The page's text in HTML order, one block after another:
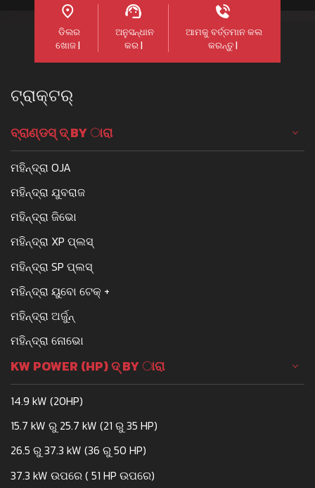
ଡିଲର
ଖୋଜ |
ଅନୁସନ୍ଧାନ
କର |
ଆମକୁ ବର୍ତ୍ତମାନ କଲ
କରନ୍ତୁ |
ଟ୍ରାକ୍ଟର୍
ବ୍ରାଣ୍ଡସ୍ ଦ୍ BY ାରା
ମହିନ୍ଦ୍ରା OJA
ମହିନ୍ଦ୍ରା ଯୁବରାଜ
ମହିନ୍ଦ୍ରା ଜିଭୋ
ମହିନ୍ଦ୍ରା XP ପ୍ଲସ୍
ମହିନ୍ଦ୍ରା SP ପ୍ଲସ୍
ମହିନ୍ଦ୍ରା ୟୁବୋ ଟେକ୍ +
ମହିନ୍ଦ୍ରା ଅର୍ଜୁନ୍
ମହିନ୍ଦ୍ରା ନୋଭୋ
KW POWER (HP) ଦ୍ BY ାରା
14.9 kW (20HP)
15.7 kW ରୁ 25.7 kW (21 ରୁ 35 HP)
26.5 ରୁ 37.3 kW (36 ରୁ 50 HP)
37.3 kW ଉପରେ ( 51 HP ଉପରେ)